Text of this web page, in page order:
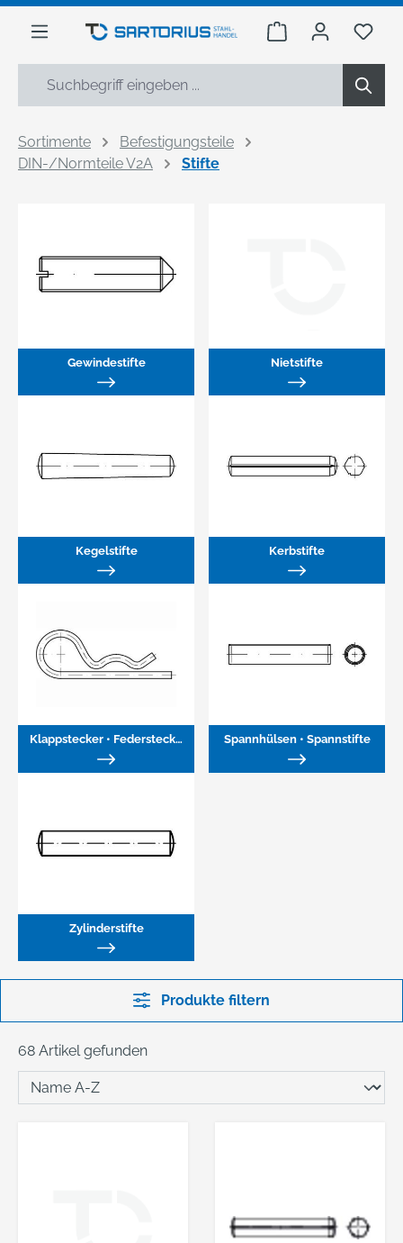
springen
Warenkorb Du
Sortimente
Befestigungsteile
DIN-/Normteile V2A
Stifte
Gewindestifte Nietstifte
Kegelstifte Kerbstifte
Klappstecker • Federstecker • Splinte Spannhülsen • Spannstifte
Zylinderstifte
Produkte filtern
68 Artikel gefunden